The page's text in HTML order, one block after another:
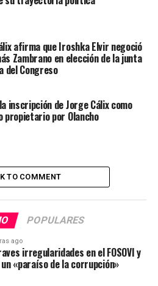
afirma que Iroshka Elvir negoció
Zambrano en elección de la junta
del Congreso
inscripción de Jorge Cálix como
propietario por Olancho
TO COMMENT
POPULARES
ago
irregularidades en el FOSOVI y
«paraíso de la corrupción»